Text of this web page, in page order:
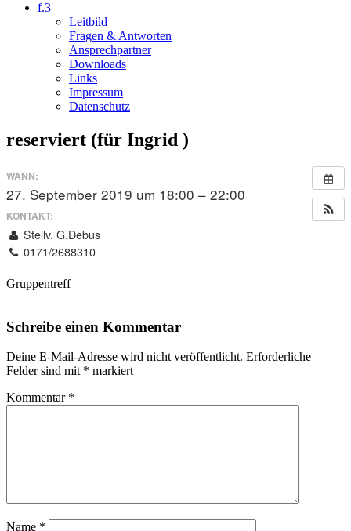
f.3
Leitbild
Fragen & Antworten
Ansprechpartner
Downloads
Links
Impressum
Datenschutz
reserviert (für Ingrid )
WANN:
27. September 2019 um 18:00 – 22:00
KONTAKT:
Stellv. G.Debus
0171/2688310
Gruppentreff
Schreibe einen Kommentar
Deine E-Mail-Adresse wird nicht veröffentlicht. Erforderliche
Felder sind mit * markiert
Kommentar *
Name *